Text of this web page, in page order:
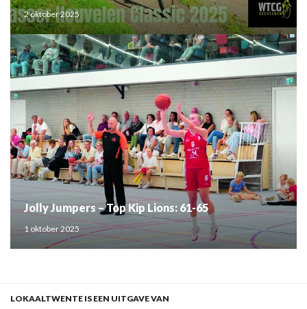
2 oktober 2025
Jolly Jumpers – Top Kip Lions: 61-65
1 oktober 2025
LOKAALTWENTE IS EEN UITGAVE VAN